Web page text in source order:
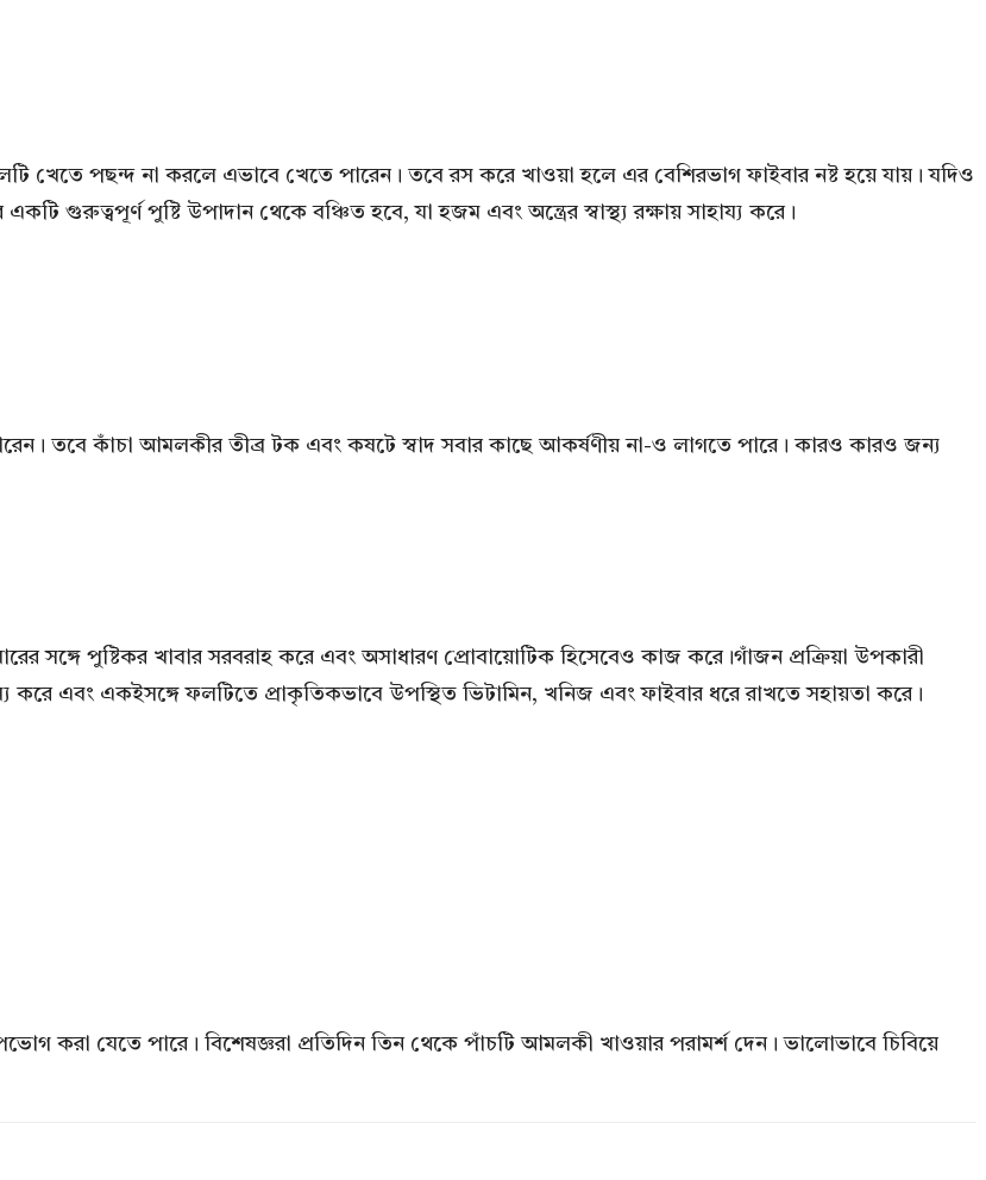
পছন্দ না করলে এভাবে খেতে পারেন। তবে রস করে খাওয়া হলে এর বেশিরভাগ ফাইবার নষ্ট হয়ে যায়। যদিও
গুরুত্বপূর্ণ পুষ্টি উপাদান থেকে বঞ্চিত হবে, যা হজম এবং অন্ত্রের স্বাস্থ্য রক্ষায় সাহায্য করে।
তবে কাঁচা আমলকীর তীব্র টক এবং কষটে স্বাদ সবার কাছে আকর্ষণীয় না-ও লাগতে পারে। কারও কারও জন্য
সঙ্গে পুষ্টিকর খাবার সরবরাহ করে এবং অসাধারণ প্রোবায়োটিক হিসেবেও কাজ করে।গাঁজন প্রক্রিয়া উপকারী
করে এবং একইসঙ্গে ফলটিতে প্রাকৃতিকভাবে উপস্থিত ভিটামিন, খনিজ এবং ফাইবার ধরে রাখতে সহায়তা করে।
করা যেতে পারে। বিশেষজ্ঞরা প্রতিদিন তিন থেকে পাঁচটি আমলকী খাওয়ার পরামর্শ দেন। ভালোভাবে চিবিয়ে